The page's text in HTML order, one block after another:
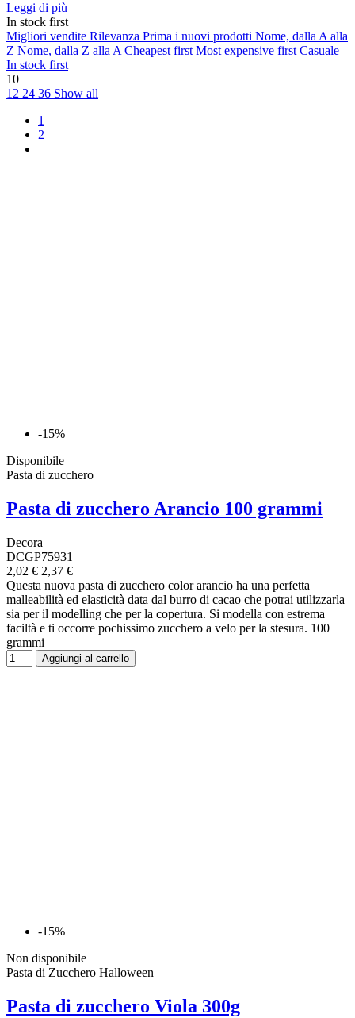
Leggi di più
In stock first
Migliori vendite Rilevanza Prima i nuovi prodotti Nome, dalla A alla
Z Nome, dalla Z alla ACheapest firstMost expensive firstCasuale
In stock first
10
12 24 36 Show all
1
2
-15%
Disponibile
Pasta di zucchero
Pasta di zucchero Arancio 100 grammi
Decora
DCGP75931
2,02 € 2,37 €
Questa nuova pasta di zucchero color arancio ha una perfetta
malleabilità ed elasticità data dal burro di cacao che potrai utilizzarla
sia per il modelling che per la copertura. Si modella con estrema
faciltà e ti occorre pochissimo zucchero a velo per la stesura. 100
grammi
Aggiungi al carrello
-15%
Non disponibile
Pasta di Zucchero Halloween
Pasta di zucchero Viola 300g